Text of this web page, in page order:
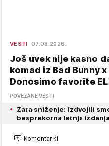
VESTI 07.08.2026.
Još uvek nije kasno
komad iz Bad Bunny
Donosimo favorite
POVEZANE VESTI
Zara sniženje: Izdvojili
besprekorna letnja izdanja
Komentariši